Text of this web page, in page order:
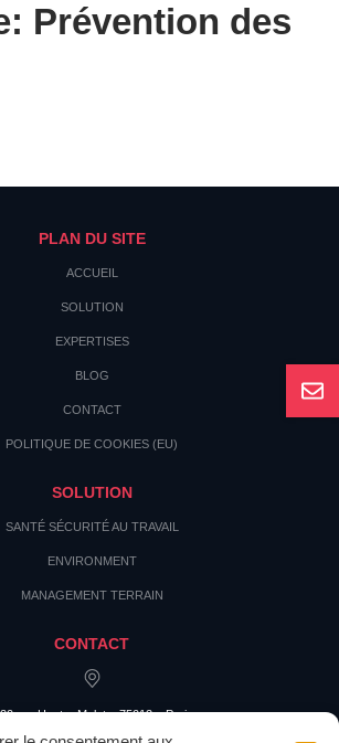
Prévention des
PLAN DU SITE
ACCUEIL
SOLUTION
EXPERTISES
BLOG
CONTACT
POLITIQUE DE COOKIES (EU)
SOLUTION
SANTÉ SÉCURITÉ AU TRAVAIL
ENVIRONMENT
MANAGEMENT TERRAIN
CONTACT
20 rue Hector Malot – 75012 – Paris